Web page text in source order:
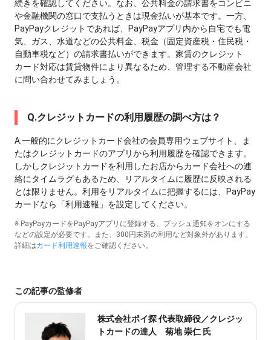
続きを確認してください。なお、公共料⾦の請求書をコンビニ
や⾦融機関の窓⼝で⽀払うときは現⾦払いが基本です。⼀⽅、
PayPayクレジットであれば、PayPayアプリ内から⾃宅でも電
気、ガス、⽔道などの公共料⾦、税⾦（固定資産税・住⺠税・
⾃動⾞税など）の請求書払いができます。家賃のクレジット
カード対応は賃貸物件により異なるため、管理する不動産会社
に問い合わせてみましょう。
Q.クレジットカードの利⽤履歴の調べ⽅は？
A.⼀般的にクレジットカード会社の会員専⽤ウェブサイト、ま
たはクレジットカードのアプリから利⽤履歴を確認できます。
しかしクレジットカードを利⽤したお店からカード会社への連
絡にタイムラグもあるため、リアルタイムに履歴に反映される
とは限りません。利⽤をリアルタイムに把握するには、PayPay
カードなら「利⽤速報」を設定してください。
※ PayPayカードをPayPayアプリに登録する、プッシュ通知をオンにする
などの設定が必要です。また、300円未満の利⽤など対象外があります。
詳細はカード利⽤速報をご確認ください。
この記事の監修者
株式会社ポイ探 代表取締役／クレジッ
トカードの達人 菊地 崇仁 氏